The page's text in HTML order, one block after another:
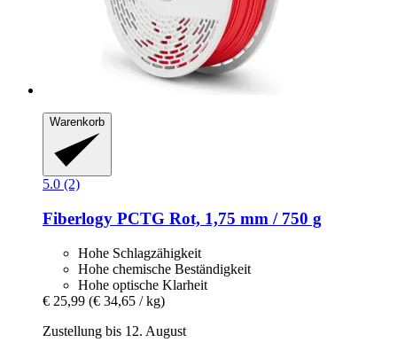
Warenkorb
5.0 (2)
Fiberlogy PCTG Rot, 1,75 mm / 750 g
Hohe Schlagzähigkeit
Hohe chemische Beständigkeit
Hohe optische Klarheit
€ 25,99 (€ 34,65 / kg)
Zustellung bis 12. August